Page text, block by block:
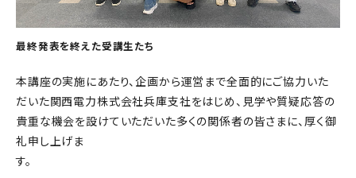
最終発表を終えた受講生たち
本講座の実施にあたり、企画から運営まで全面的にご協力いた
だいた関西電力株式会社兵庫支社をはじめ、見学や質疑応答の
貴重な機会を設けていただいた多くの関係者の皆さまに、厚く御
礼申し上げま